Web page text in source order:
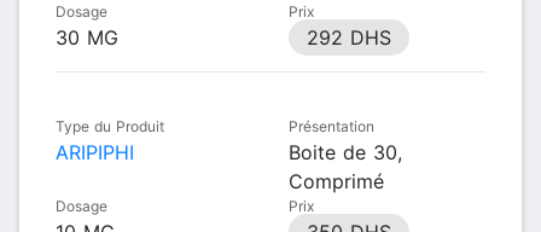
Dosage
30 MG
Prix
292 DHS
Type du Produit
ARIPIPHI
Présentation
Boite de 30,
Comprimé
Dosage Prix